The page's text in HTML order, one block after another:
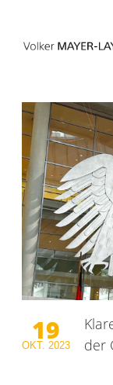
19
OKT. 2023
der